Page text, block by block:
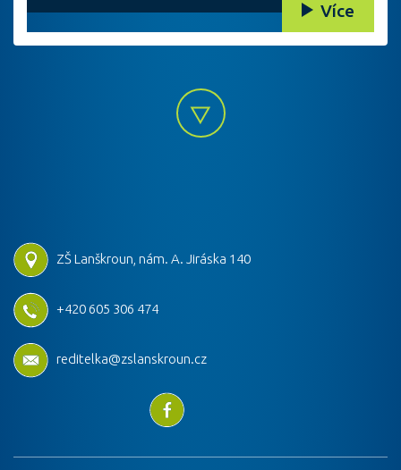
Více
ZŠ Lanškroun, nám. A. Jiráska 140
+420 605 306 474
reditelka@zslanskroun.cz